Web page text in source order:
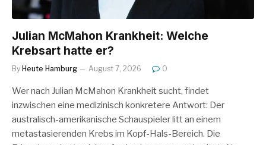
Julian McMahon Krankheit: Welche
Krebsart hatte er?
By Heute Hamburg August 7, 2026 0
Wer nach Julian McMahon Krankheit sucht, findet
inzwischen eine medizinisch konkretere Antwort: Der
australisch-amerikanische Schauspieler litt an einem
metastasierenden Krebs im Kopf-Hals-Bereich. Die